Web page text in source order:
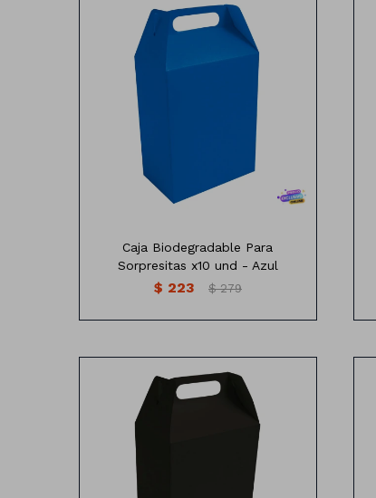
Caja de Cartón Biodegradable para
Medidas:18,5 cm de alto x 15,5 cm de
Contiene: 10 Unidades
Caja Biodegradable Para
Sorpresitas x10 und - Azul
$ 223 $ 279
Caja de Cartón Biodegradable para
Medidas:18,5 cm de alto x 15,5 cm de